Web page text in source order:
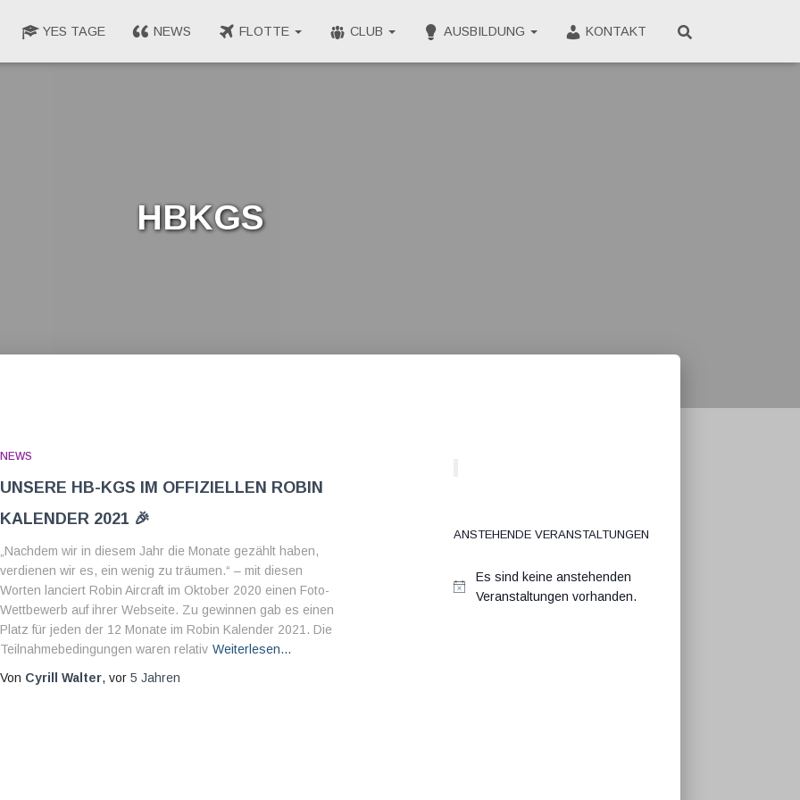
YES TAGE NEWS FLOTTE CLUB AUSBILDUNG KONTAKT
hbkgs
NEWS
Unsere HB-KGS im offiziellen Robin
Kalender 2021 🎉
„Nachdem wir in diesem Jahr die Monate gezählt haben,
verdienen wir es, ein wenig zu träumen.“ – mit diesen
Worten lanciert Robin Aircraft im Oktober 2020 einen Foto-
Wettbewerb auf ihrer Webseite. Zu gewinnen gab es einen
Platz für jeden der 12 Monate im Robin Kalender 2021. Die
Teilnahmebedingungen waren relativ Weiterlesen…
Von Cyrill Walter, vor5 Jahren
Anstehende Veranstaltungen
Es sind keine anstehenden
Veranstaltungen vorhanden.